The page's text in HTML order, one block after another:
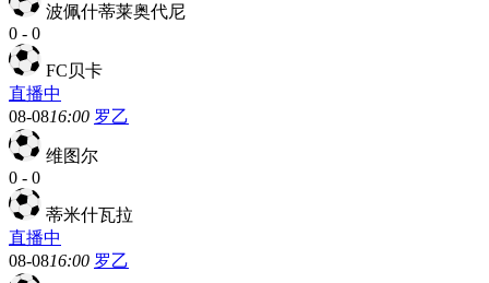
波佩什蒂莱奥代尼
0 - 0
FC贝卡
直播中
08-0816:00 罗乙
维图尔
0 - 0
蒂米什瓦拉
直播中
08-0816:00 罗乙